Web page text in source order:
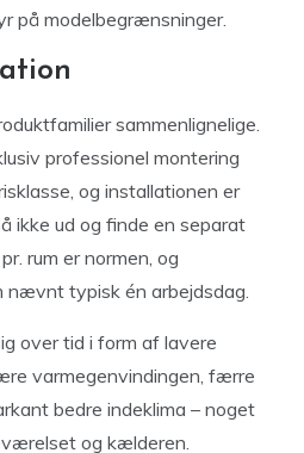
på modelbegrænsninger.
sammenlignelige.
professionel montering
og installationen er
ikke ud og finde en separat
rum er normen, og
nævnt typisk én arbejdsdag.
over tid i form af lavere
varmegenvindingen, færre
bedre indeklima – noget
og kælderen.